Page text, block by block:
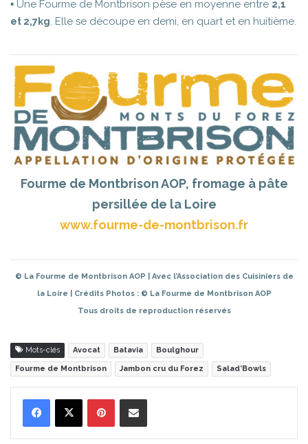
▪ Une Fourme de Montbrison pèse en moyenne entre 2,1
et 2,7kg. Elle se découpe en demi, en quart et en huitième.
Fourme de Montbrison AOP, fromage à pâte
persillée de la Loire
www.fourme-de-montbrison.fr
© La Fourme de Montbrison AOP | Avec l’Association des Cuisiniers de
la Loire | Crédits Photos : © La Fourme de Montbrison AOP
Tous droits de reproduction réservés
Mots-clés Avocat Batavia Boulghour
Fourme de Montbrison Jambon cru du Forez Salad’Bowls